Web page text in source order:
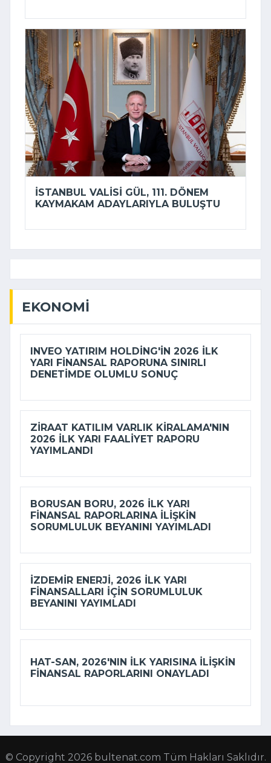
İSTANBUL VALISI GÜL, 111. DÖNEM
KAYMAKAM ADAYLARIYLA BULUŞTU
EKONOMI
INVEO YATIRIM HOLDING'IN 2026 ILK
YARI FINANSAL RAPORUNA SINIRLI
DENETIMDE OLUMLU SONUÇ
ZIRAAT KATILIM VARLIK KIRALAMA'NIN
2026 ILK YARI FAALIYET RAPORU
YAYIMLANDI
BORUSAN BORU, 2026 ILK YARI
FINANSAL RAPORLARINA ILIŞKIN
SORUMLULUK BEYANINI YAYIMLADI
İZDEMİR ENERJI, 2026 ILK YARI
FINANSALLARI IÇIN SORUMLULUK
BEYANINI YAYIMLADI
HAT-SAN, 2026'NIN ILK YARISINA ILIŞKIN
FINANSAL RAPORLARINI ONAYLADI
© Copyright 2026 bultenat.com Tüm Hakları Saklıdır.